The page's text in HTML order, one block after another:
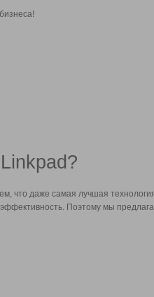
что даже самая лучшая
Поэтому мы